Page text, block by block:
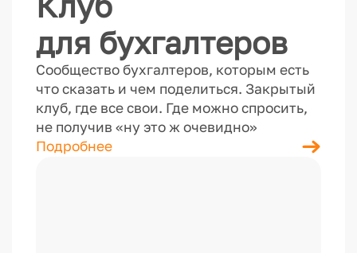
для бухгалтеров
Сообщество бухгалтеров, которым есть
что сказать и чем поделиться. Закрытый
клуб, где все свои. Где можно спросить,
не получив «ну это ж очевидно»
Подробнее